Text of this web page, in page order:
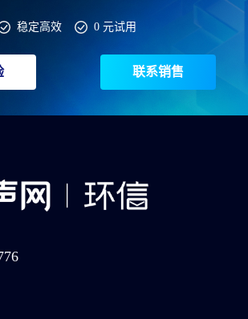
稳定高效 0 元试用
联系销售